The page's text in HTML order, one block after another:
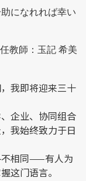
になれれば幸い
教師：玉記 希美
我即将迎来三十
企业、协同组合
我始终致力于日
不相同——有人为
这门语言。